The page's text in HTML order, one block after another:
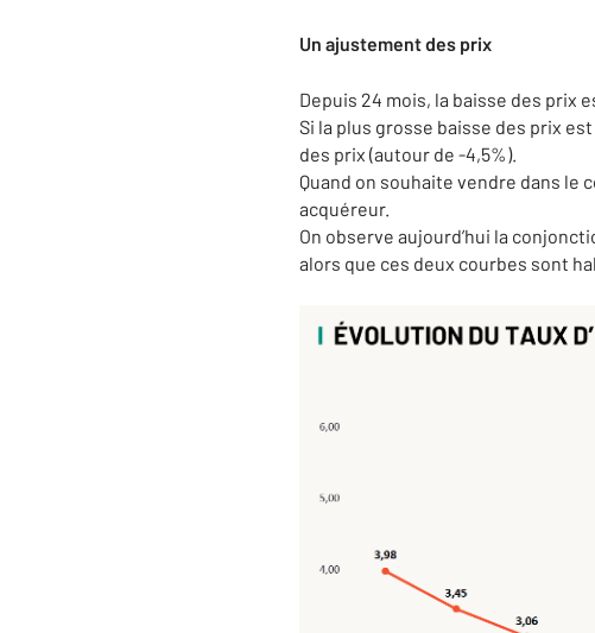
Un ajustement des prix
Depuis 24 mois, la baisse des prix
Si la plus grosse baisse des prix
des prix (autour de -4,5%).
Quand on souhaite vendre dans
acquéreur.
On observe aujourd’hui la
alors que ces deux courbes sont